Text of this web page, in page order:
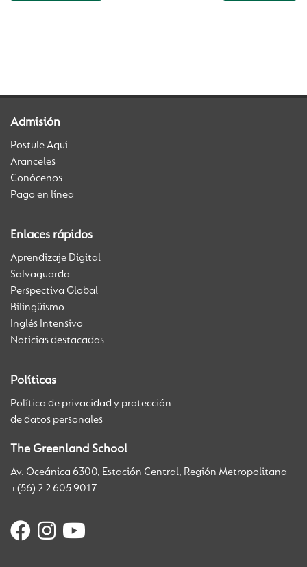
Admisión
Postule Aquí
Aranceles
Conócenos
Pago en línea
Enlaces rápidos
Aprendizaje Digital
Salvaguarda
Perspectiva Global
Bilingüismo
Inglés Intensivo
Noticias destacadas
Políticas
Política de privacidad y protección
de datos personales
The Greenland School
Av. Oceánica 6300, Estación Central, Región Metropolitana
+(56) 2 2 605 9017